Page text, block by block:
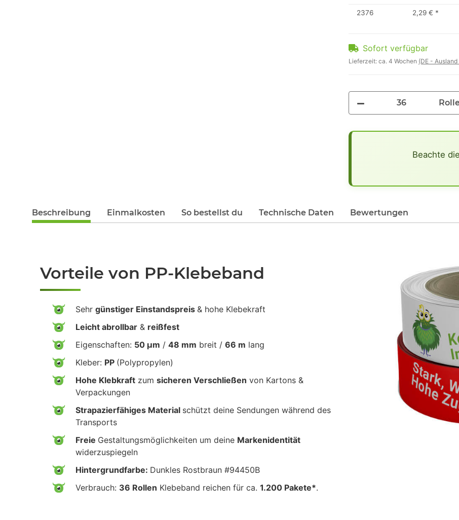
2376 2,29 € *
Sofort verfügbar
Lieferzeit: ca. 4 Wochen (DE -
Beachte
Beschreibung Einmalkosten So bestellst du Technische Daten Bewertungen
Vorteile von PP-Klebeband
Sehr günstiger Einstandspreis & hohe Klebekraft
Leicht abrollbar & reißfest
Eigenschaften: 50 µm / 48 mm breit / 66 m lang
Kleber: PP (Polypropylen)
Hohe Klebkraft zum sicheren Verschließen von Kartons &
Verpackungen
Strapazierfähiges Material schützt deine Sendungen während des
Transports
Freie Gestaltungsmöglichkeiten um deine Markenidentität
widerzuspiegeln
Hintergrundfarbe: Dunkles Rostbraun #94450B
Verbrauch: 36 Rollen Klebeband reichen für ca. 1.200 Pakete*.